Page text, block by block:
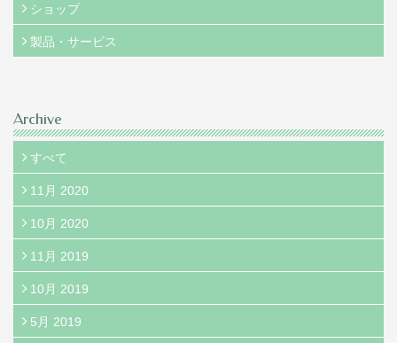
ショップ
製品・サービス
Archive
すべて
11月 2020
10月 2020
11月 2019
10月 2019
5月 2019